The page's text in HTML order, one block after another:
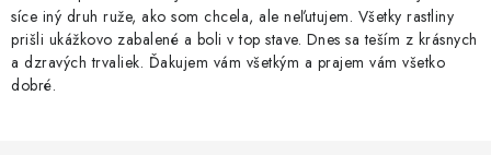
síce iný druh ruže, ako som chcela, ale neľutujem. Všetky rastliny
prišli ukážkovo zabalené a boli v top stave. Dnes sa teším z krásnych
a dzravých trvaliek. Ďakujem vám všetkým a prajem vám všetko
dobré.